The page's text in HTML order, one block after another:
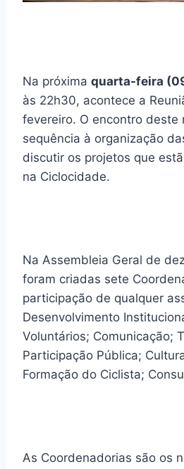
Na próxima quarta-feira
às 22h30, acontece a
fevereiro. O encontro deste
sequência à organização
discutir os projetos que
na Ciclocidade.
Na Assembleia Geral de
foram criadas sete
participação de qualquer
Desenvolvimento
Voluntários; Comunicação;
Participação Pública;
Formação do Ciclista;
As Coordenadorias são os